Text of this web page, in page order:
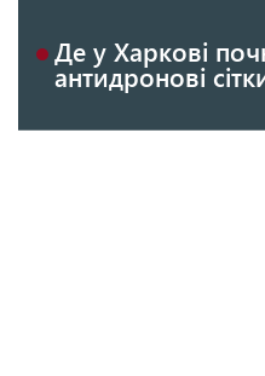
Де у Харкові
антидронові